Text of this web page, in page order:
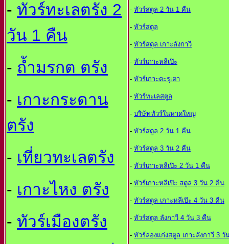
- ทัวร์ทะเลตรัง 2
วัน 1 คืน
- ถ้ำมรกต ตรัง
- เกาะกระดาน
ตรัง
- เที่ยวทะเลตรัง
- เกาะไหง ตรัง
- ทัวร์เมืองตรัง
- ทัวร์สตูล 2 วัน 1 คืน
- ทัวร์สตูล
- ทัวร์สตูล เกาะลังกาวี
- ทัวร์เกาะหลีเป๊ะ
- ทัวร์เกาะตะรุเตา
- ทัวร์ทะเลสตูล
- บริษัททัวร์ในหาดใหญ
- ทัวร์สตูล 2 วัน 1 คืน
- ทัวร์สตูล 3 วัน 2 คืน
- ทัวร์เกาะหลีเป๊ะ 2 วัน 1 คืน
- ทัวร์เกาะหลีเป๊ะ สตูล 3 วัน 2 คืน
- ทัวร์สตูล เกาะหลีเป๊ะ 4 วัน 3 คืน
- ทัวร์สตูล ลังกาวี 4 วัน 3 คืน
- ทัวร์ล่องแก่งสตูล เกาะลังกาวี 3 วั